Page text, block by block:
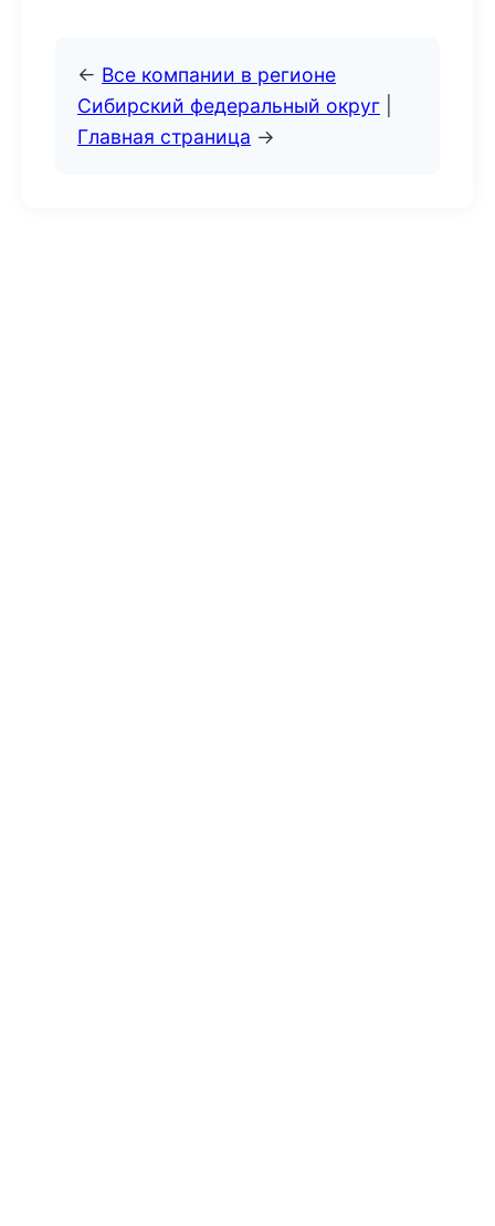
← Все компании в регионе
Сибирский федеральный округ
Главная страница →